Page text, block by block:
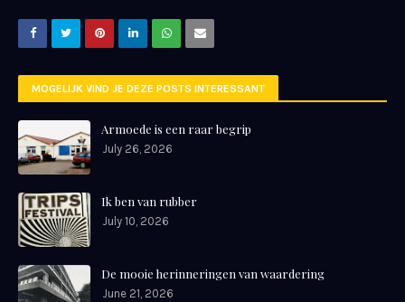
MOGELIJK VIND JE DEZE POSTS INTERESSANT
Armoede is een raar begrip
July 26, 2026
Ik ben van rubber
July 10, 2026
De mooie herinneringen van waardering
June 21, 2026